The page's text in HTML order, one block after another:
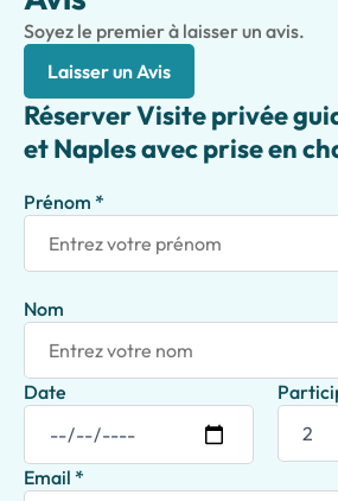
Soyez le premier à laisser un avis.
Laisser un Avis
Réserver Visite privée
et Naples avec prise en
Prénom *
Nom
Date
Email *